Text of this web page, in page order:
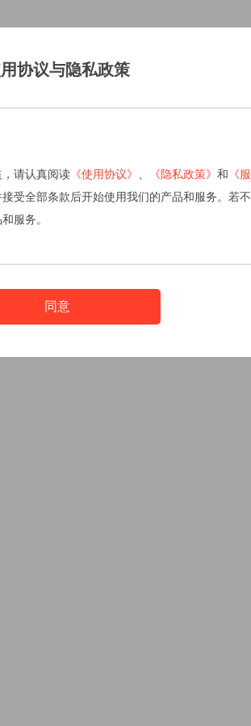
协议与隐私政策
请认真阅读 《使用协议》 《隐私政策》 和 《服
受全部条款后开始使用我们的产品和服务。若不
服务。
同意